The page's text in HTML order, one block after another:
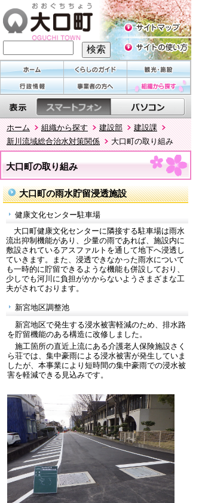
ホーム 組織から探す 建設部
建設課
新川流域総合治水対策関係
大口町の取り組み
大口町の取り組み
大口町の雨水貯留浸透施設
健康文化センター駐車場
大口町健康文化センターに隣接する駐車場は雨水
流出抑制機能があり、少量の雨であれば、施設内に
敷設されているアスファルトを通して地下へ浸透し
ていきます。また、浸透できなかった雨水について
も一時的に貯留できるような機能も併設しており、
少しでも河川に負担がかからないようさまざまな工
夫がされております。
新宮地区調整池
新宮地区で発生する浸水被害軽減のため、排水路
を貯留機能のある構造に改修しました。
施工箇所の直近上流にある介護老人保険施設さく
ら荘では、集中豪雨による浸水被害が発生していま
したが、本事業により短時間の集中豪雨での浸水被
害を軽減できる見込みです。